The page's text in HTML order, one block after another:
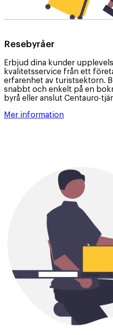
Resebyråer
Erbjud dina kunder
kvalitetsservice från ett
erfarenhet av turistsektorn.
snabbt och enkelt på en
byrå eller anslut Centauro-
Mer information